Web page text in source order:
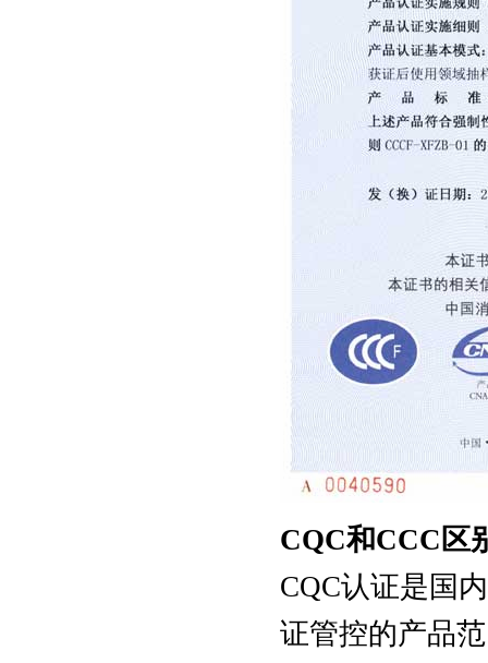
CQC和CCC区
CQC认证是国
证管控的产品